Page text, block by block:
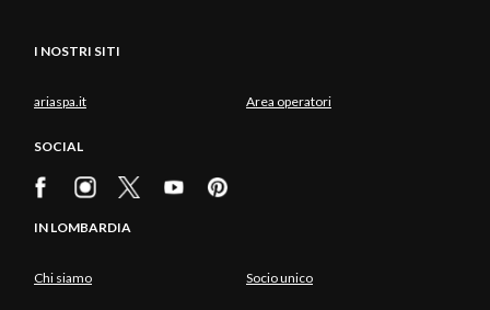
I NOSTRI SITI
ariaspa.it Area operatori
SOCIAL
IN LOMBARDIA
Chi siamo Socio unico